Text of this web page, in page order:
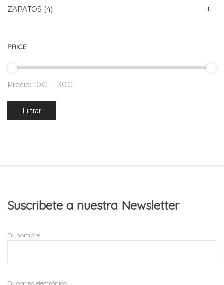
ZAPATOS (4)
PRICE
Precio
mínimo
Precio
máximo
Filtrar
Precio: 10€ — 30€
Suscribete a nuestra Newsletter
Tu nombre
Tu correo electrónico